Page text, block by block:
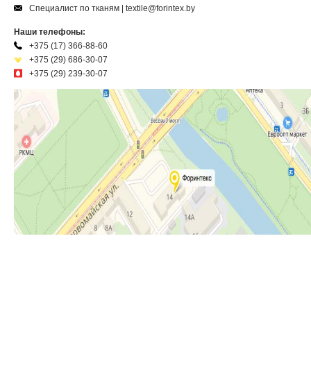
Специалист по тканям | textile@forintex.by
Наши телефоны:
+375 (17) 366-88-60
+375 (29) 686-30-07
+375 (29) 239-30-07